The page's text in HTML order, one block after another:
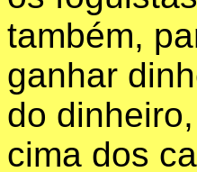
também,
ganhar
do
cima dos